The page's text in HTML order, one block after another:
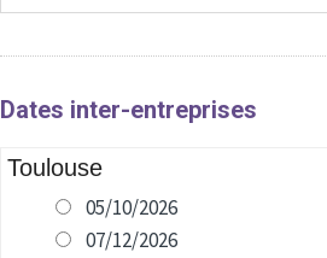
Dates inter-entreprises
Toulouse
05/10/2026
07/12/2026